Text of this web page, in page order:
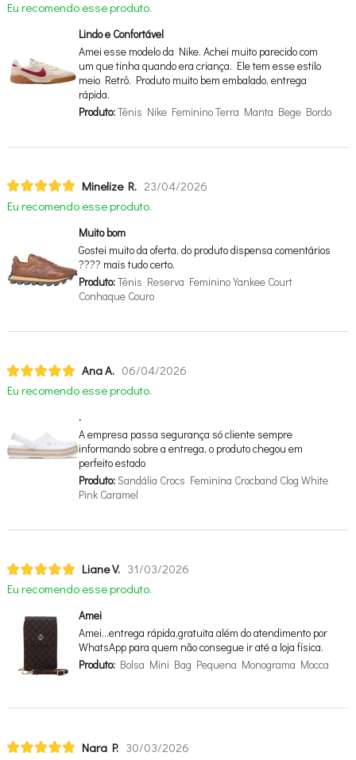
Eu recomendo esse produto.
Lindo e Confortável
Amei esse modelo da Nike. Achei muito parecido com
um que tinha quando era criança. Ele tem esse estilo
meio Retrô. Produto muito bem embalado, entrega
rápida.
Produto:Tênis Nike Feminino Terra Manta Bege Bordo
Minelize R. 23/04/2026
Eu recomendo esse produto.
Muito bom
Gostei muito da oferta, do produto dispensa comentários
???? mais tudo certo.
Produto:Tênis Reserva Feminino Yankee Court
Conhaque Couro
Ana A. 06/04/2026
Eu recomendo esse produto.
.
A empresa passa segurança só cliente sempre
informando sobre a entrega, o produto chegou em
perfeito estado
Produto:Sandália Crocs Feminina Crocband Clog White
Pink Caramel
Liane V. 31/03/2026
Eu recomendo esse produto.
Amei
Amei…entrega rápida,gratuita além do atendimento por
WhatsApp para quem não consegue ir até a loja física.
Produto:Bolsa Mini Bag Pequena Monograma Mocca
Nara P. 30/03/2026